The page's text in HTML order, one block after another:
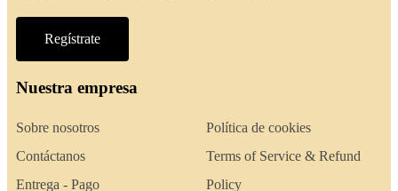
Regístrate
Nuestra empresa
Sobre nosotros
Contáctanos
Entrega - Pago
Política de cookies
Terms of Service & Refund
Policy